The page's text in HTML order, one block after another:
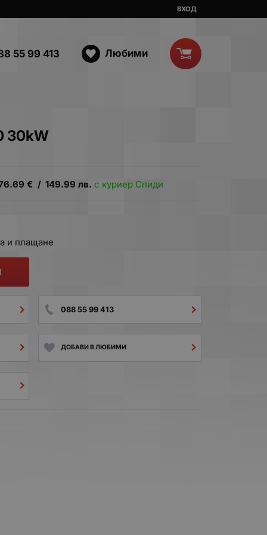
ВХОД
55 99 413 Любими
30kW
€ / 149.99 лв. с куриер Спиди
и плащане
088 55 99 413
ДОБАВИ В ЛЮБИМИ